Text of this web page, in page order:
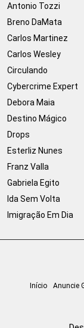
Antonio Tozzi
Breno DaMata
Carlos Martinez
Carlos Wesley
Circulando
Cybercrime Expert
Debora Maia
Destino Mágico
Drops
Esterliz Nunes
Franz Valla
Gabriela Egito
Ida Sem Volta
Imigração Em Dia
Início Anuncie